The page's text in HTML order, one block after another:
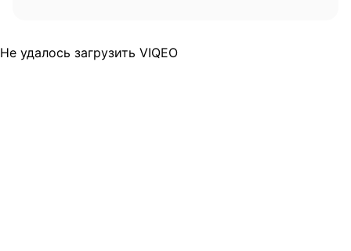
Не удалось загрузить VIQEO